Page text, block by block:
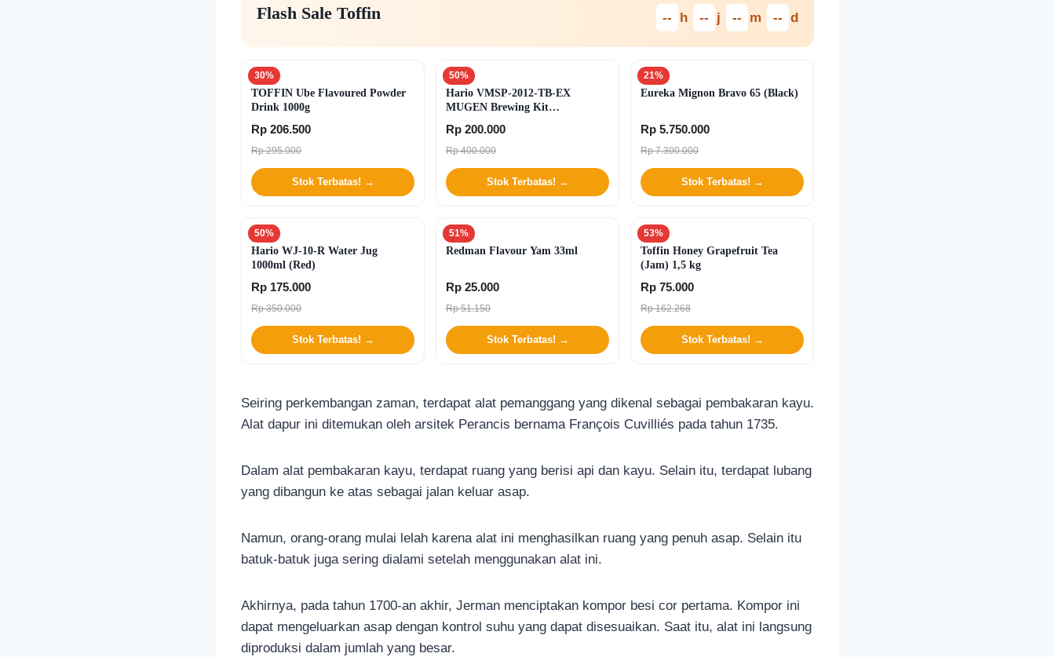
Flash Sale Toffin -- h -- j -- m -- d
30%
TOFFIN Ube Flavoured Powder
Drink 1000g
Rp 206.500
Rp 295.000
Stok Terbatas! →
50%
Hario VMSP-2012-TB-EX
MUGEN Brewing Kit
Rp 200.000
Rp 400.000
Stok Terbatas! →
21%
Eureka Mignon Bravo 65 (Black)
Rp 5.750.000
Rp 7.300.000
Stok Terbatas! →
50%
Hario WJ-10-R Water Jug
1000ml (Red)
Rp 175.000
Rp 350.000
Stok Terbatas! →
51%
Redman Flavour Yam 33ml
Rp 25.000
Rp 51.150
Stok Terbatas! →
53%
Toffin Honey Grapefruit Tea
(Jam) 1,5 kg
Rp 75.000
Rp 162.268
Stok Terbatas! →
Seiring perkembangan zaman, terdapat alat pemanggang yang dikenal sebagai pembakaran kayu.
Alat dapur ini ditemukan oleh arsitek Perancis bernama François Cuvilliés pada tahun 1735.
Dalam alat pembakaran kayu, terdapat ruang yang berisi api dan kayu. Selain itu, terdapat lubang
yang dibangun ke atas sebagai jalan keluar asap.
Namun, orang-orang mulai lelah karena alat ini menghasilkan ruang yang penuh asap. Selain itu
batuk-batuk juga sering dialami setelah menggunakan alat ini.
Akhirnya, pada tahun 1700-an akhir, Jerman menciptakan kompor besi cor pertama. Kompor ini
dapat mengeluarkan asap dengan kontrol suhu yang dapat disesuaikan. Saat itu, alat ini langsung
diproduksi dalam jumlah yang besar.